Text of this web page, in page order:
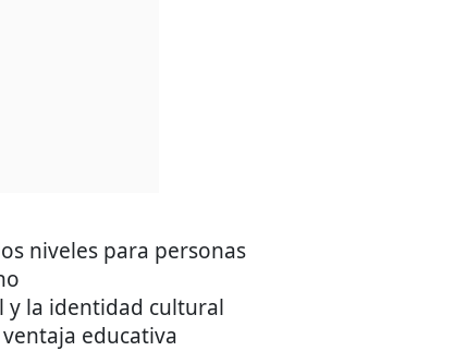
niveles para personas
y la identidad cultural
educativa